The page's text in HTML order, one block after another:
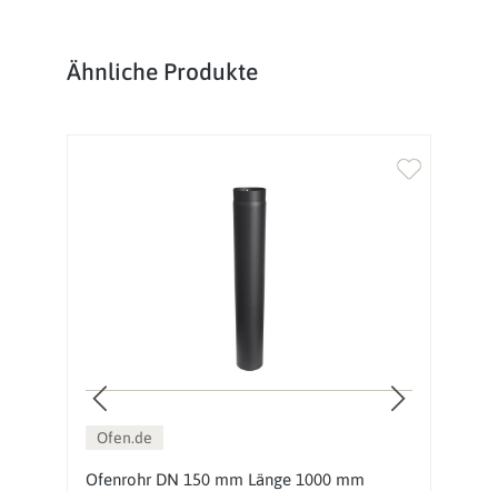
Produktgalerie überspringen
Ähnliche Produkte
Ofen.de
Ofenrohr DN 150 mm Länge 1000 mm